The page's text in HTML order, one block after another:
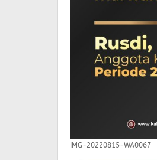
IMG-20220815-WA0067